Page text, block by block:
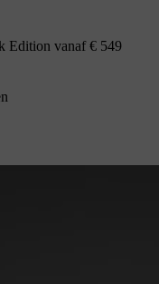
Edition vanaf € 549